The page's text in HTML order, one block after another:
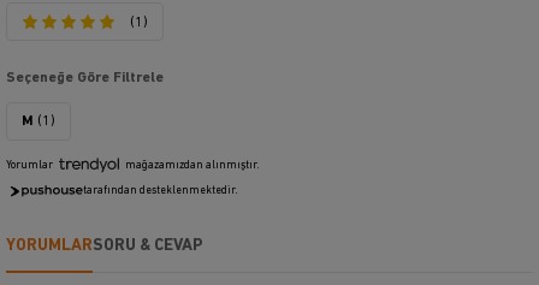
(1)
Seçeneğe Göre Filtrele
M (1)
Yorumlar mağazamızdan alınmıştır.
tarafından desteklenmektedir.
YORUMLARSORU & CEVAP